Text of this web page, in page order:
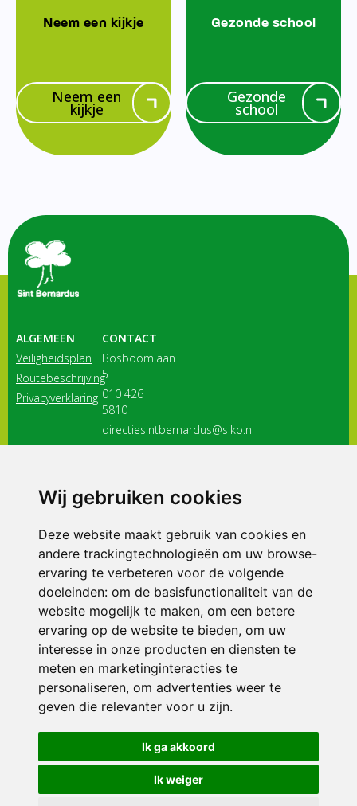
Wij gebruiken cookies
Deze website maakt gebruik van cookies en
andere trackingtechnologieën om uw browse-
ervaring te verbeteren voor de volgende
doeleinden: om de basisfunctionaliteit van de
website mogelijk te maken, om een betere
ervaring op de website te bieden, om uw
interesse in onze producten en diensten te
meten en marketinginteracties te
personaliseren, om advertenties weer te
geven die relevanter voor u zijn.
Ik ga akkoord
Ik weiger
Neem een kijkje
Neem een
kijkje
Gezonde school
Gezonde
school
ALGEMEEN
Veiligheidsplan
Routebeschrijving
Privacyverklaring
CONTACT
Bosboomlaan
5
010 426
5810
directiesintbernardus@siko.nl
3116 JB
ONDERDEEL VAN
© 2026 Sint Bernardus | Alle rechten voorbehouden
Privacy policy|Disclaimer| Klachtenregeling|RSIN en Anbi
voorkeuren
Crealisatie The MindOffice